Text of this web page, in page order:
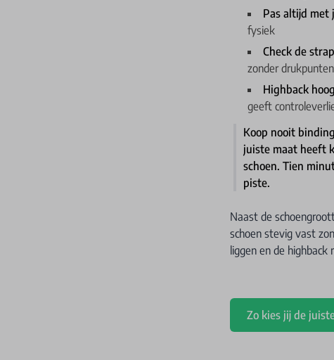
Pas altijd met
fysiek
Check de
zonder drukpunten
Highback
geeft
Koop nooit
juiste maat heeft
schoen. Tien
piste.
Naast de
schoen stevig vast
liggen en de
Zo kies jij de